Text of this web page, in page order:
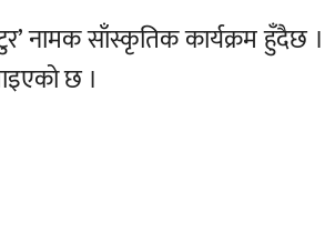
नामक साँस्कृतिक कार्यक्रम हुँदैछ ।
छ ।